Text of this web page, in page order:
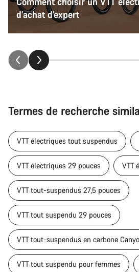
d’achat d’expert
Termes de recherche
VTT électriques tout suspendus
VTT électriques 29 pouces VTT
VTT tout-suspendus 27,5 pouces
VTT tout suspendu 29 pouces
VTT tout-suspendus en carbone
VTT tout suspendu pour femmes